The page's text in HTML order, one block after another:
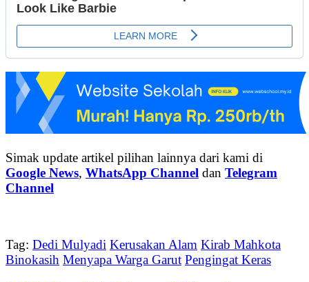
Simak update artikel pilihan lainnya dari kami di
Google News, WhatsApp Channel dan Telegram
Channel
Tag: Dedi Mulyadi Kerusakan Alam Kirab Mahkota
Binokasih Menyapa Warga Garut Pengingat Keras